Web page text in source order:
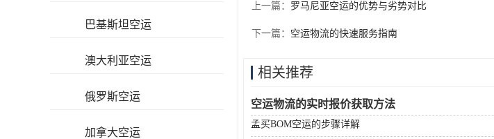
上一篇： 罗马尼亚空运的优势与劣势对比
下一篇： 空运物流的快速服务指南
相关推荐
空运物流的实时报价获取方法
孟买BOM空运的步骤详解
巴基斯坦空运
澳大利亚空运
俄罗斯空运
加拿大空运